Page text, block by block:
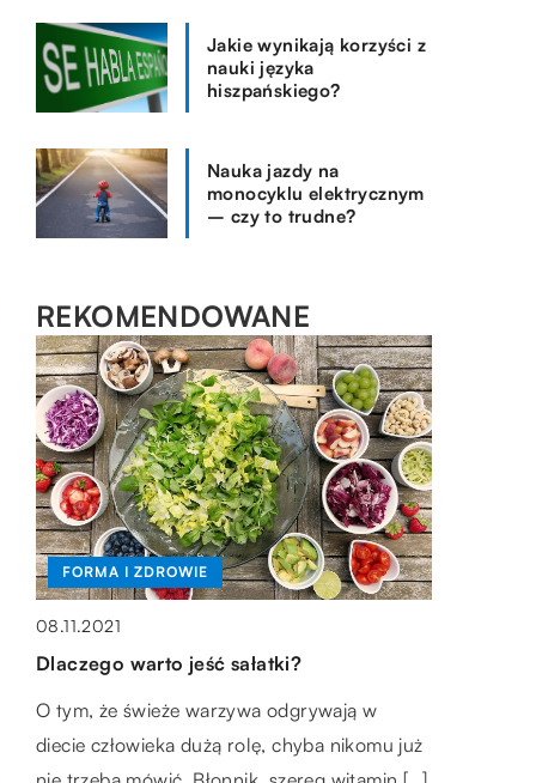
Jakie wynikają korzyści z
nauki języka
hiszpańskiego?
Nauka jazdy na
monocyklu elektrycznym
– czy to trudne?
REKOMENDOWANE
BIZNES + RYNEK I FINANSE
11.10.2022
Co jest potrzebne, aby rozpocząć pracę
jako fizjoterapeuta?
Jako fizjoterapeuta będziesz pracował z
FORMA I ZDROWIE
08.11.2021
Dlaczego warto jeść sałatki?
O tym, że świeże warzywa odgrywają w
diecie człowieka dużą rolę, chyba nikomu już
WSZYSTKO WOKÓŁ DOMU
09.11.2020
Grill do ogrodu – jaki wybrać?
Grillowanie to doskonały sposób na
wypoczynek na świeżym powietrzu.